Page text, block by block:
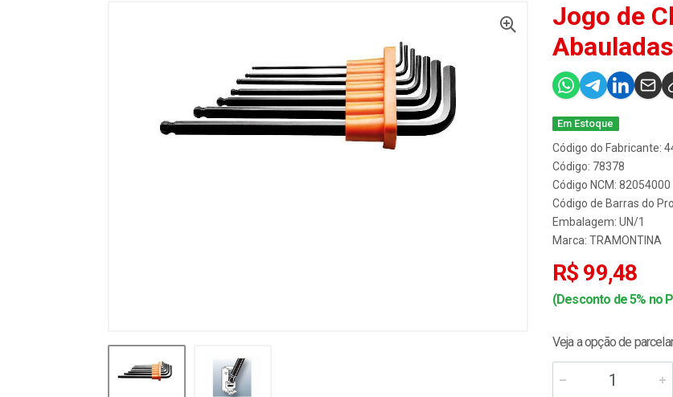
Jogo de
Em Estoque
Código do Fabricante:
Código: 78378
Código NCM: 82054000
Código de Barras do
Embalagem: UN/1
Marca: TRAMONTINA
R$ 99,48
(Desconto de 5% no
Veja a opção de